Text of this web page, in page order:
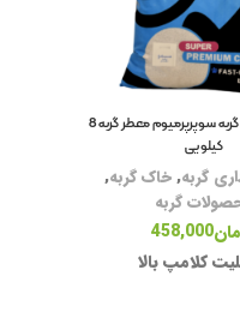
خاک مخصوص گربه سوپرپرمیوم معطر گربه 8
کیلویی
گربه,خاک گربه,
گربه
458,000
کلامپ بالا